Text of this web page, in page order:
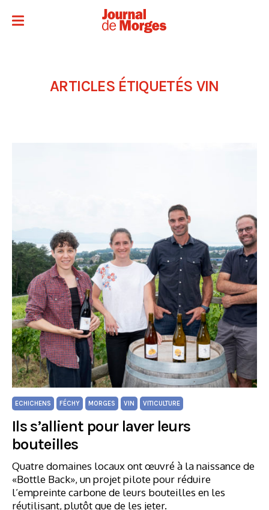
ARTICLES ÉTIQUETÉS VIN
ECHICHENS FÉCHY MORGES VIN VITICULTURE
Ils s’allient pour laver leurs
bouteilles
Quatre domaines locaux ont œuvré à la naissance de
«Bottle Back», un projet pilote pour réduire
l’empreinte carbone de leurs bouteilles en les
réutilisant, plutôt que de les jeter.